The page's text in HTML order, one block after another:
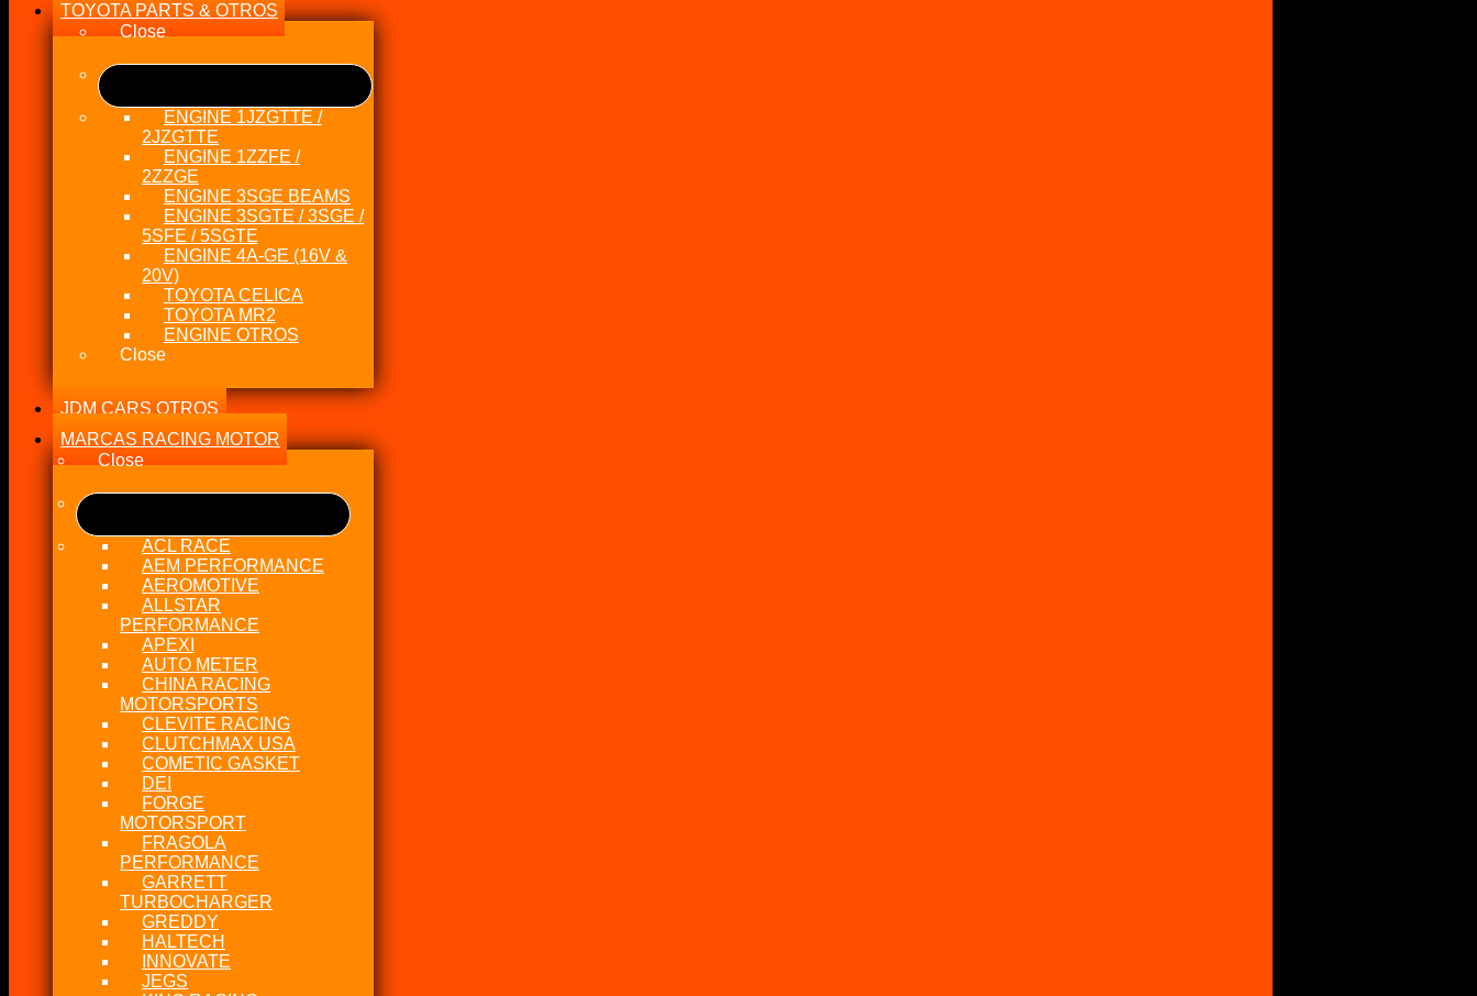
TOYOTA PARTS & OTROS
Close
ENGINE 1JZGTTE /
2JZGTTE
ENGINE 1ZZFE /
2ZZGE
ENGINE 3SGE BEAMS
ENGINE 3SGTE / 3SGE /
5SFE / 5SGTE
ENGINE 4A-GE (16V &
20V)
TOYOTA CELICA
TOYOTA MR2
ENGINE OTROS
Close
JDM CARS OTROS
MARCAS RACING MOTOR
Close
ACL RACE
AEM PERFORMANCE
AEROMOTIVE
ALLSTAR
PERFORMANCE
APEXI
AUTO METER
CHINA RACING
MOTORSPORTS
CLEVITE RACING
CLUTCHMAX USA
COMETIC GASKET
DEI
FORGE
MOTORSPORT
FRAGOLA
PERFORMANCE
GARRETT
TURBOCHARGER
GREDDY
HALTECH
INNOVATE
JEGS